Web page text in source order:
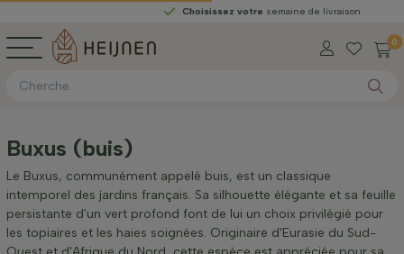
Choisissez votresemaine de livraison
0
Buxus (buis)
Le Buxus, communément appelé buis, est un classique
intemporel des jardins français. Sa silhouette élégante et sa feuille
persistante d'un vert profond font de lui un choix privilégié pour
les topiaires et les haies soignées. Originaire d'Eurasie du Sud-